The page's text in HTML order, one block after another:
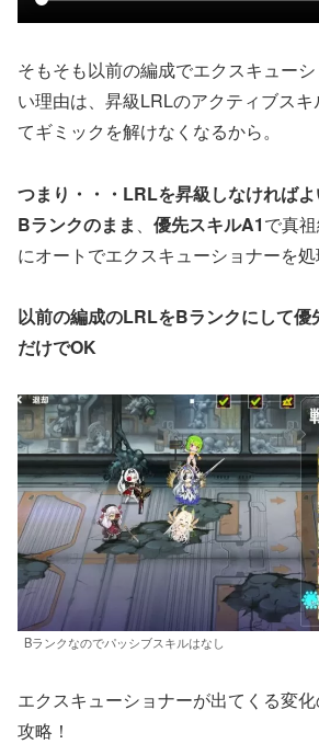
そもそも以前の編成でエクスキュー
い理由は、昇級LRLのアクティブス
てギミックを解けなくなるから。
つまり・・・LRLを昇級しなければ
Bランクのまま、 優先スキルA1で真
にオートでエクスキューショナーを処
以前の編成のLRLをBランクにして優
だけでOK
Bランクなのでパッシブスキルはなし
エクスキューショナーが出てくる変
攻略！